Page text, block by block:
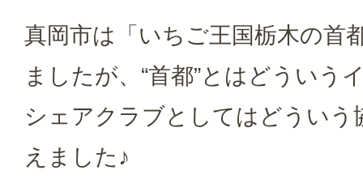
真岡市は「いちご王国栃木の首
ましたが、“首都”とはどういう
シェアクラブとしてはどういう
えました♪